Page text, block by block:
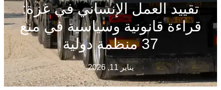
تقييد العمل الإنساني في غزة:
قراءة قانونية وسياسية في منع
37 منظمة دولية
يناير 11, 2026